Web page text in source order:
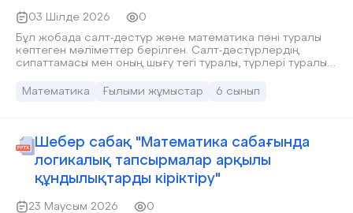
03 Шілде 2026
0
Бұл жобада салт-дәстүр және математика пәні туралы
көптеген мәліметтер берілген. Салт-дәстүрлердің
сипаттамасы мен оның шығу тегі туралы, түрлері туралы
ғасырлар бойы жинақтаған мол тәжірибесін, танымдық
қазына. Математика пәнін оқытуда мазмұны қазақ
халқының ұрпақ тәрбиелеудегі өмір тәжірибесінен, салт-
дәстүрінен, шаруашылық жүргізу тәсілдерінен, сондай-ақ
ұлттың табиғи, экономикалық, экологиялық
ерекшеліктерімен көрініс бере отырып оқытқан
тиімділігін көздеген.
Математика Ғылыми жұмыстар 6 сынып
Шебер сабақ "Математика сабағында
логикалық тапсырмалар арқылы
құндылықтарды кіріктіру"
23 Маусым 2026
0